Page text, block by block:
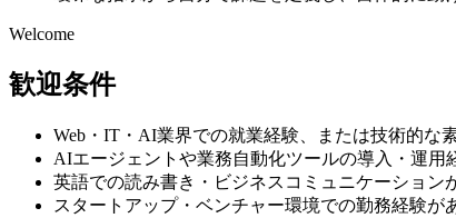
Welcome
歓迎条件
Web・IT・AI業界での就業経験、または技術的な
AIエージェントや業務自動化ツールの導入・運用
英語での読み書き・ビジネスコミュニケーション
スタートアップ・ベンチャー環境での勤務経験が